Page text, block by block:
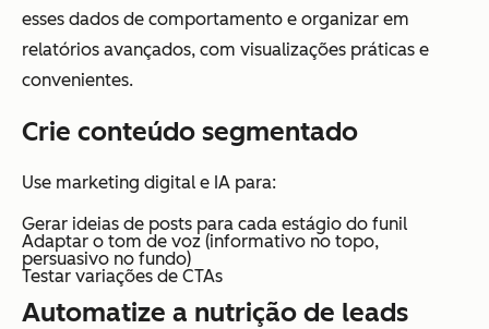
esses dados de comportamento e organizar em
relatórios avançados, com visualizações práticas e
convenientes.
Crie conteúdo segmentado
Use marketing digital e IA para:
Gerar ideias de posts para cada estágio do funil
Adaptar o tom de voz (informativo no topo,
persuasivo no fundo)
Testar variações de CTAs
Automatize a nutrição de leads